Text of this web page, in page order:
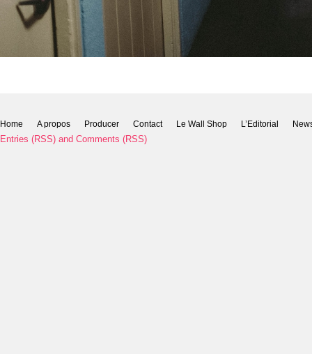
Home A propos Producer Contact Le Wall Shop L’Editorial
Entries (RSS) and Comments (RSS)